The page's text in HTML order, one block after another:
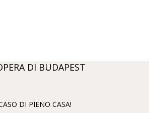
DI BUDAPEST
DI PIENO CASA!